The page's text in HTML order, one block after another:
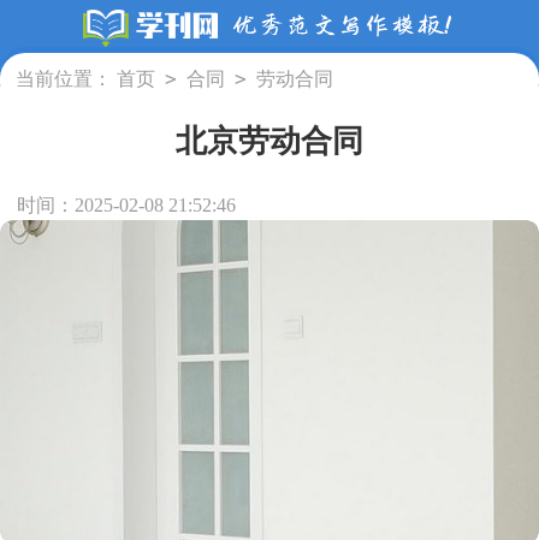
当前位置： 首页 > 合同 > 劳动合同
北京劳动合同
时间：2025-02-08 21:52:46